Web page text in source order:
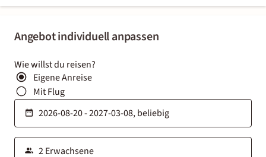
Angebot individuell anpassen
Wie willst du reisen?
Eigene Anreise
Mit Flug